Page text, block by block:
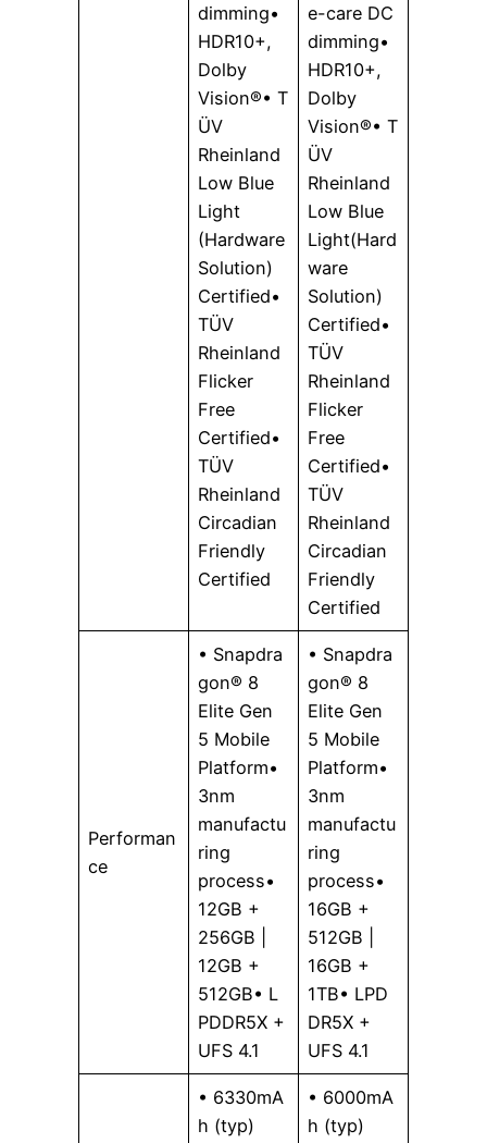
dimming•
HDR10+,
Dolby
Vision®• T
ÜV
Rheinland
Low Blue
Light
(Hardware
Solution)
Certified•
TÜV
Rheinland
Flicker
Free
Certified•
TÜV
Rheinland
Circadian
Friendly
Certified
e-care DC
dimming•
HDR10+,
Dolby
Vision®• T
ÜV
Rheinland
Low Blue
Light(Hard
ware
Solution)
Certified•
TÜV
Rheinland
Flicker
Free
Certified•
TÜV
Rheinland
Circadian
Friendly
Certified
Performan
ce
• Snapdra
gon® 8
Elite Gen
5 Mobile
Platform•
3nm
manufactu
ring
process•
12GB +
256GB |
12GB +
512GB• L
PDDR5X +
UFS 4.1
• Snapdra
gon® 8
Elite Gen
5 Mobile
Platform•
3nm
manufactu
ring
process•
16GB +
512GB |
16GB +
1TB• LPD
DR5X +
UFS 4.1
• 6330mA
h (typ)
• 6000mA
h (typ)